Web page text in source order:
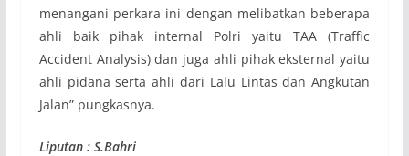
menangani perkara ini dengan melibatkan beberapa
ahli baik pihak internal Polri yaitu TAA (Traffic
Accident Analysis) dan juga ahli pihak eksternal yaitu
ahli pidana serta ahli dari Lalu Lintas dan Angkutan
Jalan” pungkasnya.
Liputan : S.Bahri